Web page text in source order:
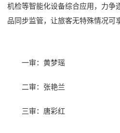
机检等智能化设备综合应用，力争
品同步监管，让旅客无特殊情况可
一审：黄梦瑶
二审：张艳兰
三审：唐彩红